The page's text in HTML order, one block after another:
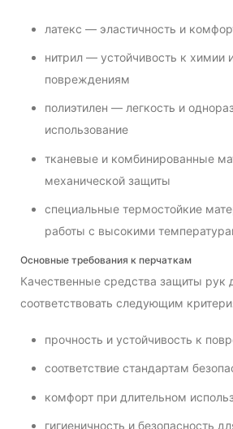
латекс — эластичность и
нитрил — устойчивость к химии
повреждениям
полиэтилен — легкость и
использование
тканевые и комбинированные
механической защиты
специальные термостойкие
работы с высокими
Основные требования к перчаткам
Качественные средства защиты рук
соответствовать следующим
прочность и устойчивость к
соответствие стандартам
комфорт при длительном
гигиеничность и безопасность